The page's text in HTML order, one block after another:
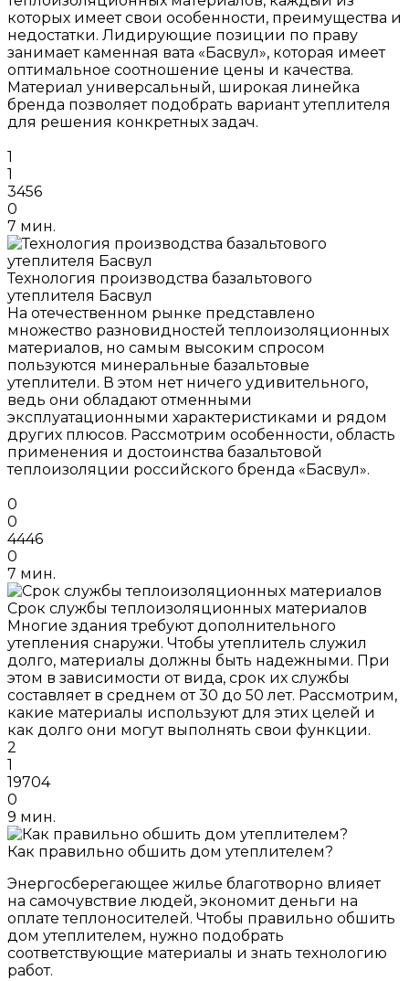
которых имеет свои особенности, преимущества и
недостатки. Лидирующие позиции по праву
занимает каменная вата «Басвул», которая имеет
оптимальное соотношение цены и качества.
Материал универсальный, широкая линейка
бренда позволяет подобрать вариант утеплителя
для решения конкретных задач.
1
1
3456
0
7 мин.
Технология производства базальтового
утеплителя Басвул
На отечественном рынке представлено
множество разновидностей теплоизоляционных
материалов, но самым высоким спросом
пользуются минеральные базальтовые
утеплители. В этом нет ничего удивительного,
ведь они обладают отменными
эксплуатационными характеристиками и рядом
других плюсов. Рассмотрим особенности, область
применения и достоинства базальтовой
теплоизоляции российского бренда «Басвул».
0
0
4446
0
7 мин.
Срок службы теплоизоляционных материалов
Многие здания требуют дополнительного
утепления снаружи. Чтобы утеплитель служил
долго, материалы должны быть надежными. При
этом в зависимости от вида, срок их службы
составляет в среднем от 30 до 50 лет. Рассмотрим,
какие материалы используют для этих целей и
как долго они могут выполнять свои функции.
2
1
19704
0
9 мин.
Как правильно обшить дом утеплителем?
Энергосберегающее жилье благотворно влияет
на самочувствие людей, экономит деньги на
оплате теплоносителей. Чтобы правильно обшить
дом утеплителем, нужно подобрать
соответствующие материалы и знать технологию
работ.